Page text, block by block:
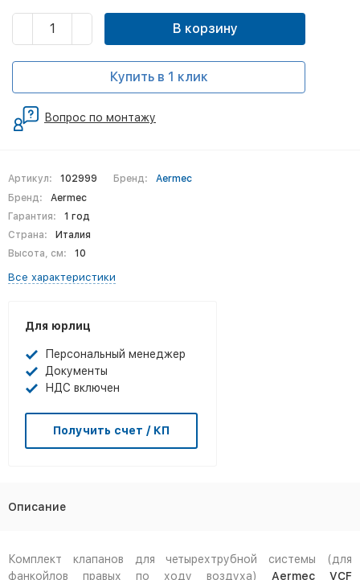
Артикул: 102999 Бренд:
Aermec
Бренд:
Aermec
Гарантия:
1 год
Страна:
Италия
Высота, см:
10
Все характеристики
Для юрлиц
Персональный менеджер
Документы
НДС включен
Получить счет / КП
В корзину
Купить в 1 клик
Вопрос по монтажу
Описание
Комплект клапанов для четырехтрубной системы (для
фанкойлов правых по ходу воздуха) Aermec VCF